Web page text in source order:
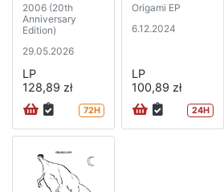
2006 (20th
Anniversary
Edition)
29.05.2026
LP
128,89 zł
72H
Origami EP
6.12.2024
LP
100,89 zł
24H